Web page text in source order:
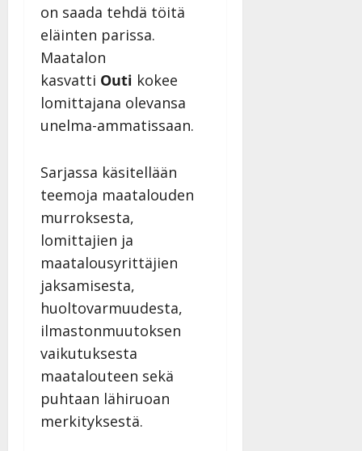
on saada tehdä töitä
eläinten parissa.
Maatalon
kasvatti Outi kokee
lomittajana olevansa
unelma-ammatissaan.
Sarjassa käsitellään
teemoja maatalouden
murroksesta,
lomittajien ja
maatalousyrittäjien
jaksamisesta,
huoltovarmuudesta,
ilmastonmuutoksen
vaikutuksesta
maatalouteen sekä
puhtaan lähiruoan
merkityksestä.